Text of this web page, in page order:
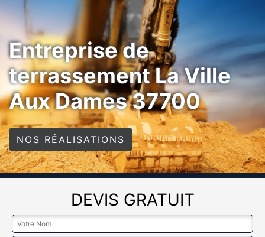
Entreprise de
terrassement La Ville
Aux Dames 37700
NOS RÉALISATIONS
DEVIS GRATUIT